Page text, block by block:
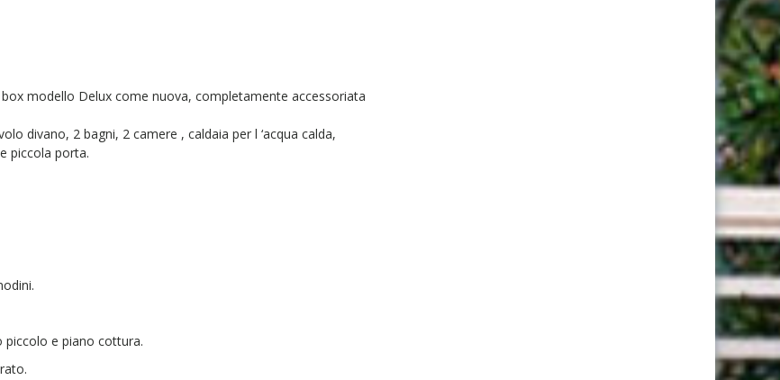
modello Delux come nuova, completamente accessoriata
divano, 2 bagni, 2 camere , caldaia per l ‘acqua calda,
piccola porta.
e piano cottura.